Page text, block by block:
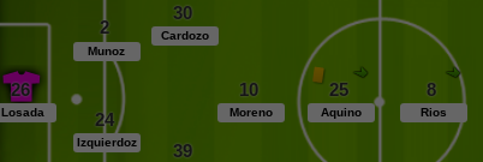
30
Cardozo
2
Munoz
26
Losada
10
Moreno
25
Aquino
24
Izquierdoz 39
8
Rios